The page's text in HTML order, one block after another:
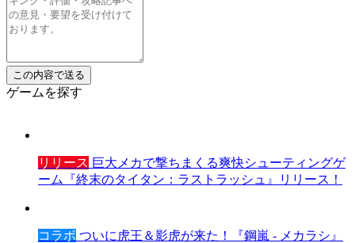
ゲームを探す
リリース 巨大メカで撃ちまくる爽快シューティングゲ
ーム『終末のタイタン：ラストラッシュ』リリース！
コラボ ついに虎王＆影虎が来た！『鋼嵐 - メカラシ』